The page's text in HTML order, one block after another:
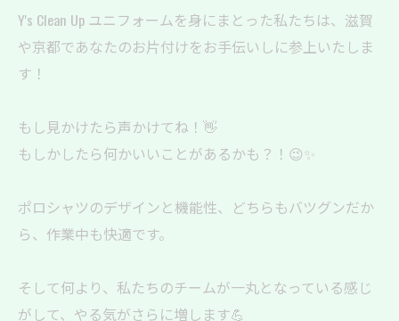
Y's Clean Up ユニフォームを身にまとった私たちは、滋賀
や京都であなたのお片付けをお手伝いしに参上いたしま
す！
もし見かけたら声かけてね！👋
もしかしたら何かいいことがあるかも？！😉✨
ポロシャツのデザインと機能性、どちらもバツグンだか
ら、作業中も快適です。
そして何より、私たちのチームが一丸となっている感じ
がして、やる気がさらに増します💪